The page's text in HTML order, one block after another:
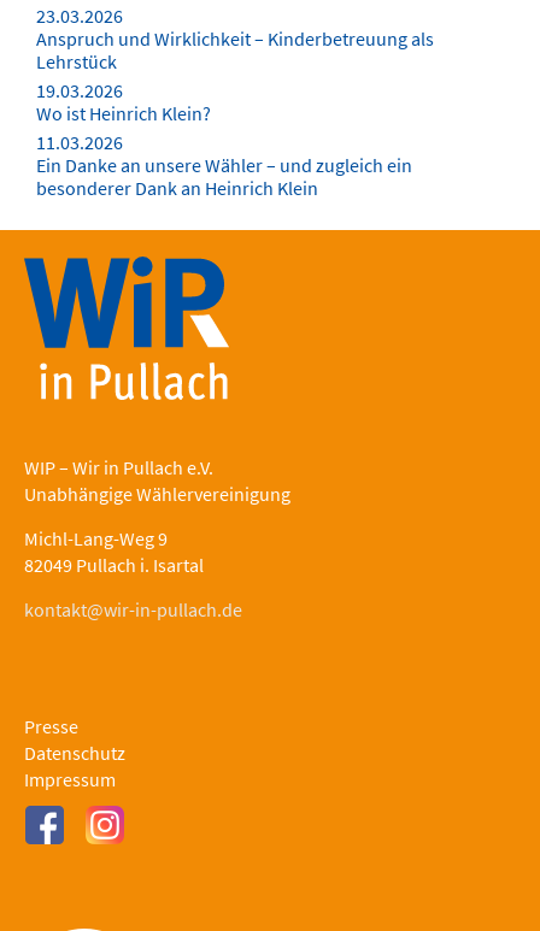
23.03.2026
Anspruch und Wirklichkeit – Kinderbetreuung als
Lehrstück
19.03.2026
Wo ist Heinrich Klein?
11.03.2026
Ein Danke an unsere Wähler – und zugleich ein
besonderer Dank an Heinrich Klein
WIP – Wir in Pullach e.V.
Unabhängige Wählervereinigung
Michl-Lang-Weg 9
82049 Pullach i. Isartal
kontakt@wir-in-pullach.de
Presse
Datenschutz
Impressum